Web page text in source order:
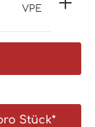
VPE
Stück*